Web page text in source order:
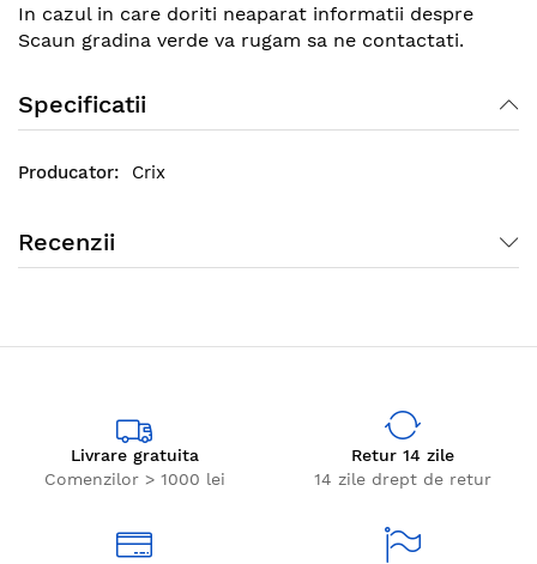
In cazul in care doriti neaparat informatii despre
Scaun gradina verde va rugam sa ne contactati.
Specificatii
Crix
Recenzii
Livrare gratuita
Comenzilor > 1000 lei
Retur 14 zile
14 zile drept de retur